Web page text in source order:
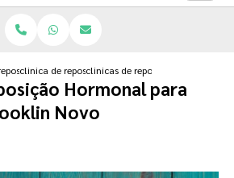
hormonal
clinica de reposicao hormonal natural
clinicas de reposicao hormonal
Hormonal para
Novo